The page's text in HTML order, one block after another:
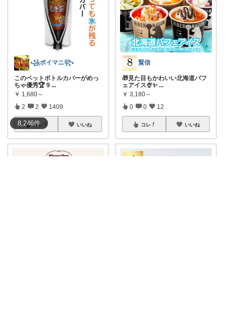
8,246件
꧁ポイマニ꧂
このペットボトルカバーがめっ
ちゃ優秀🏆 9 ...
￥ 1,680～
2 2 1409
コレ いいね
賢信
🎁見た目もかわいい北海道パフ
ェアイス🍨✨ ...
￥ 3,180～
0 0 12
コレ いいね